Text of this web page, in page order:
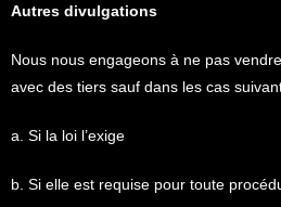
Autres divulgations
Nous nous engageons à ne pas
avec des tiers sauf dans les cas
a. Si la loi l’exige
b. Si elle est requise pour toute